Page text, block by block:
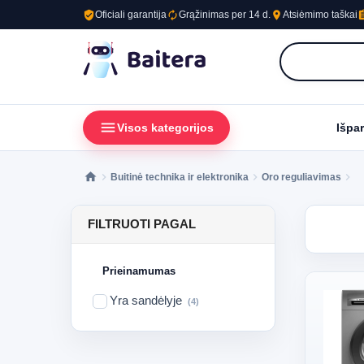
verified_userOficiali garantijaautorenewGrąžinimas per 14 d. place Atsiėmimo taškai
menuVisos kategorijos
Buitinė technika ir elektronika Oro reguliavimas
FILTRUOTI PAGAL
Prieinamumas
Yra sandėlyje (4)